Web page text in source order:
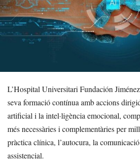
L’Hospital Universitari Fundación
seva formació contínua amb accions
artificial i la intel·ligència emocional,
més necessàries i complementàries per
pràctica clínica, l’autocura, la
assistencial.